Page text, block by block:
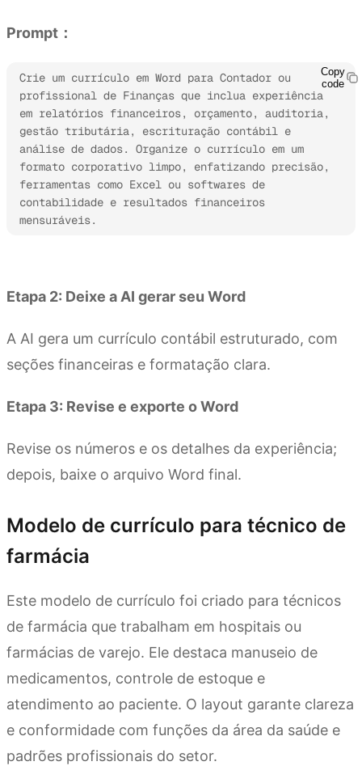
Prompt：
Crie um currículo em Word para Contador ou
profissional de Finanças que inclua experiência
em relatórios financeiros, orçamento, auditoria,
gestão tributária, escrituração contábil e
análise de dados. Organize o currículo em um
formato corporativo limpo, enfatizando precisão,
ferramentas como Excel ou softwares de
contabilidade e resultados financeiros
mensuráveis.
Copy
code
Etapa 2: Deixe a AI gerar seu Word
A AI gera um currículo contábil estruturado, com
seções financeiras e formatação clara.
Etapa 3: Revise e exporte o Word
Revise os números e os detalhes da experiência;
depois, baixe o arquivo Word final.
Modelo de currículo para técnico de
farmácia
Este modelo de currículo foi criado para técnicos
de farmácia que trabalham em hospitais ou
farmácias de varejo. Ele destaca manuseio de
medicamentos, controle de estoque e
atendimento ao paciente. O layout garante clareza
e conformidade com funções da área da saúde e
padrões profissionais do setor.